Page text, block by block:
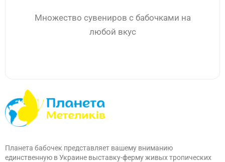
Множество сувениров с бабочками на
любой вкус
Планета бабочек представляет вашему вниманию
единственную в Украине выставку-ферму живых тропических